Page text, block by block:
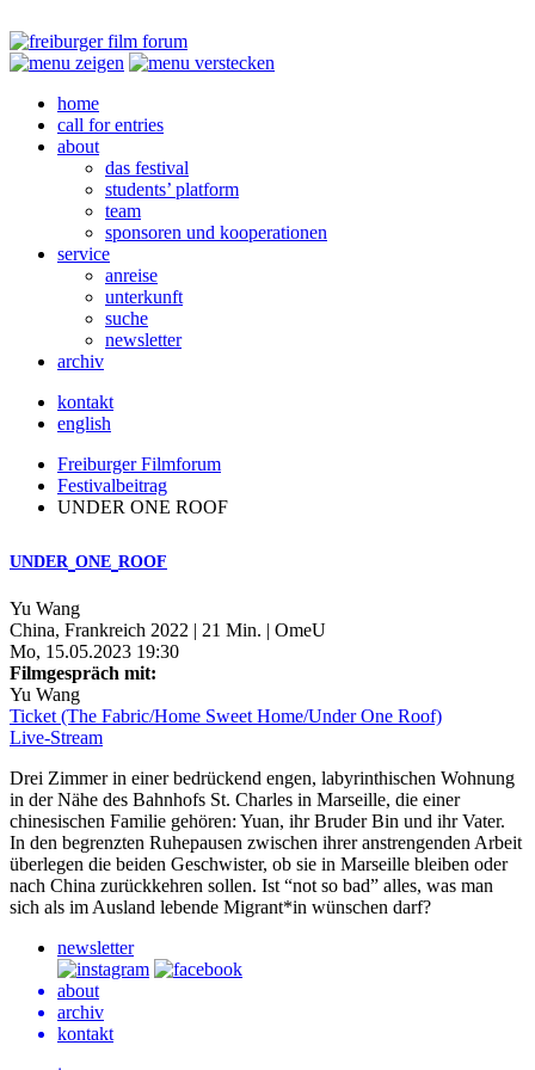
home
call for entries
about
das festival
students’ platform
team
sponsoren und kooperationen
service
anreise
unterkunft
suche
newsletter
archiv
kontakt
english
Freiburger Filmforum
Festivalbeitrag
UNDER ONE ROOF
UNDER ONE ROOF
Yu Wang
China, Frankreich 2022 | 21 Min. | OmeU
Mo, 15.05.2023 19:30
Filmgespräch mit:
Yu Wang
Ticket (The Fabric/Home Sweet Home/Under One Roof)
Live-Stream
Drei Zimmer in einer bedrückend engen, labyrinthischen Wohnung
in der Nähe des Bahnhofs St. Charles in Marseille, die einer
chinesischen Familie gehören: Yuan, ihr Bruder Bin und ihr Vater.
In den begrenzten Ruhepausen zwischen ihrer anstrengenden Arbeit
überlegen die beiden Geschwister, ob sie in Marseille bleiben oder
nach China zurückkehren sollen. Ist “not so bad” alles, was man
sich als im Ausland lebende Migrant*in wünschen darf?
newsletter
about
archiv
kontakt